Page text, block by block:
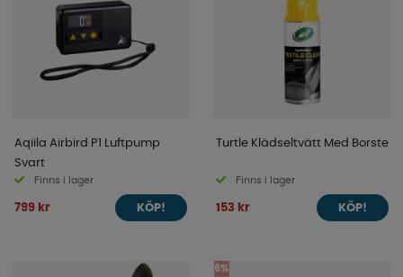
Aqiila Airbird P1 Luftpump
Svart
Finns i lager
799 kr KÖP!
Turtle Klädseltvätt Med Borste
Finns i lager
153 kr KÖP!
6%